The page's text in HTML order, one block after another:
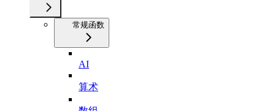
常规函数
AI
算术